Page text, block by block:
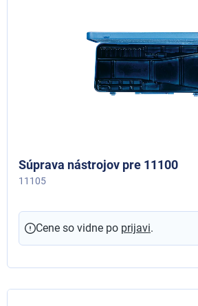
Súprava nástrojov pre 11100
11105
Cene so vidne po prijavi.